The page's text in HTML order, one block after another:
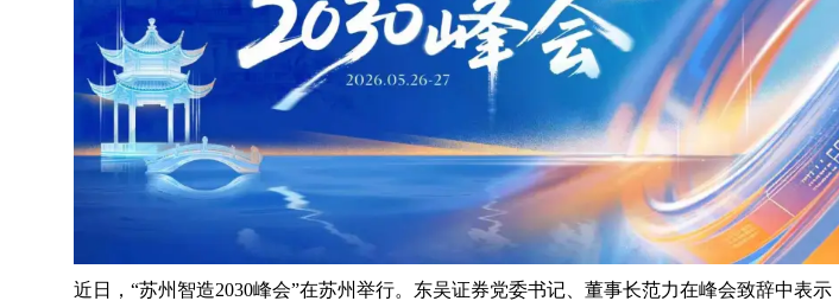
近日， “苏州智造2030峰会”在苏州举行。东吴证券党委书记、董事长范力在峰会致辞中表示